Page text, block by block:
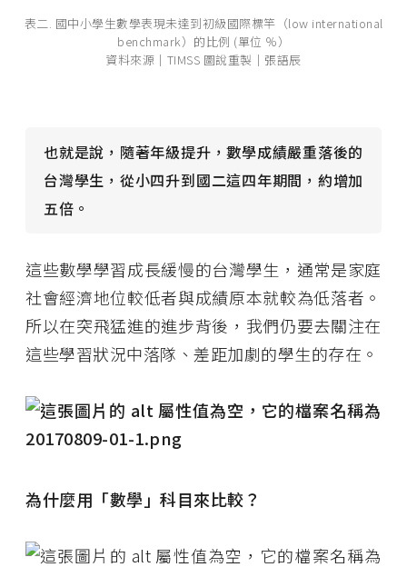
表二. 國中小學生數學表現未達到初級國際標竿（low international
benchmark）的比例 (單位 ％）
資料來源│TIMSS 圖說重製│張語辰
也就是說，隨著年級提升，數學成績嚴重落後的
台灣學生，從小四升到國二這四年期間，約增加
五倍。
這些數學學習成長緩慢的台灣學生，通常是家庭
社會經濟地位較低者與成績原本就較為低落者。
所以在突飛猛進的進步背後，我們仍要去關注在
這些學習狀況中落隊、差距加劇的學生的存在。
為什麼用「數學」科目來比較？